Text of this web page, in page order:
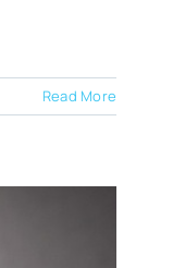
Read More